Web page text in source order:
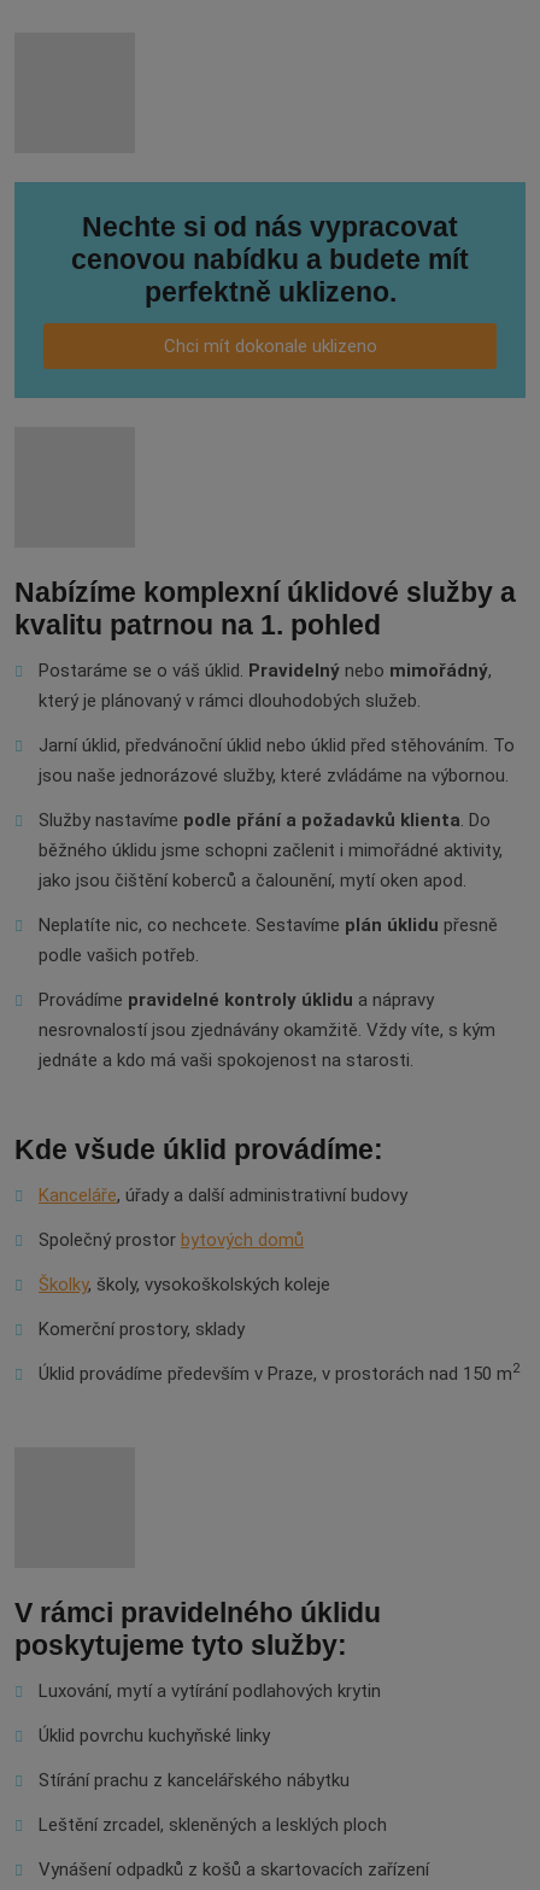
Nechte si od nás vypracovat
cenovou nabídku a budete mít
perfektně uklizeno.
Chci mít dokonale uklizeno
Nabízíme komplexní úklidové služby a
kvalitu patrnou na 1. pohled
Postaráme se o váš úklid. Pravidelnýnebo mimořádný,
který je plánovaný v rámci dlouhodobých služeb.
Jarní úklid, předvánoční úklid nebo úklid před stěhováním. To
jsou naše jednorázové služby, které zvládáme na výbornou.
Služby nastavíme podle přání a požadavků klienta. Do
běžného úklidu jsme schopni začlenit i mimořádné aktivity,
jako jsou čištění koberců a čalounění, mytí oken apod.
Neplatíte nic, co nechcete. Sestavíme plán úklidu přesně
podle vašich potřeb.
Provádíme pravidelné kontroly úklidu a nápravy
nesrovnalostí jsou zjednávány okamžitě. Vždy víte, s kým
jednáte a kdo má vaši spokojenost na starosti.
Kde všude úklid provádíme:
Kanceláře, úřady a další administrativní budovy
Společný prostor bytových domů
Školky, školy, vysokoškolských koleje
Komerční prostory, sklady
Úklid provádíme především v Praze, v prostorách nad 150 m2
V rámci pravidelného úklidu
poskytujeme tyto služby:
Luxování, mytí a vytírání podlahových krytin
Úklid povrchu kuchyňské linky
Stírání prachu z kancelářského nábytku
Leštění zrcadel, skleněných a lesklých ploch
Vynášení odpadků z košů a skartovacích zařízení